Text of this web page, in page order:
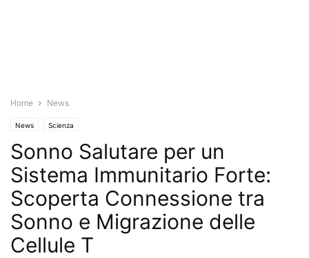
Home News
News Scienza
Sonno Salutare per un
Sistema Immunitario Forte:
Scoperta Connessione tra
Sonno e Migrazione delle
Cellule T